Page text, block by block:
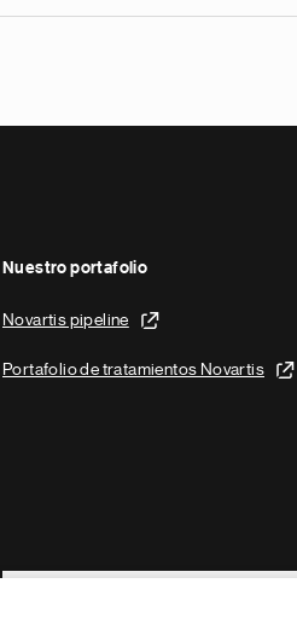
Nuestro portafolio
Novartis pipeline
Portafolio de tratamientos Novartis
Footer Site Search